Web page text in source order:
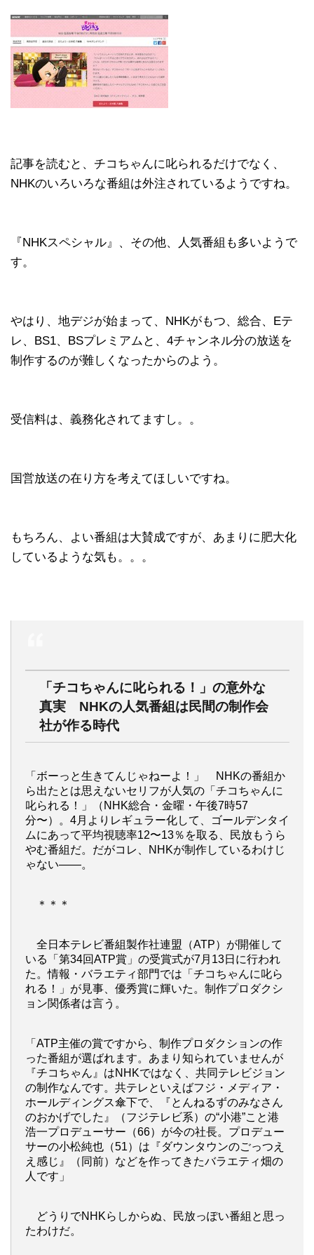
記事を読むと、チコちゃんに叱られるだけでなく、
NHKのいろいろな番組は外注されているようですね。
『NHKスペシャル』、その他、人気番組も多いようで
す。
やはり、地デジが始まって、NHKがもつ、総合、Eテ
レ、BS1、BSプレミアムと、4チャンネル分の放送を
制作するのが難しくなったからのよう。
受信料は、義務化されてますし。。
国営放送の在り方を考えてほしいですね。
もちろん、よい番組は大賛成ですが、あまりに肥大化
しているような気も。。。
「チコちゃんに叱られる！」の意外な
真実 NHKの人気番組は民間の制作会
社が作る時代
「ボーっと生きてんじゃねーよ！」 NHKの番組か
ら出たとは思えないセリフが人気の「チコちゃんに
叱られる！」（NHK総合・金曜・午後7時57
分〜）。4月よりレギュラー化して、ゴールデンタイ
ムにあって平均視聴率12〜13％を取る、民放もうら
やむ番組だ。だがコレ、NHKが制作しているわけじ
ゃない――。
＊＊＊
全日本テレビ番組製作社連盟（ATP）が開催して
いる「第34回ATP賞」の受賞式が7月13日に行われ
た。情報・バラエティ部門では「チコちゃんに叱ら
れる！」が見事、優秀賞に輝いた。制作プロダクシ
ョン関係者は言う。
「ATP主催の賞ですから、制作プロダクションの作
った番組が選ばれます。あまり知られていませんが
『チコちゃん』はNHKではなく、共同テレビジョン
の制作なんです。共テレといえばフジ・メディア・
ホールディングス傘下で、『とんねるずのみなさん
のおかげでした』（フジテレビ系）の“小港”こと港
浩一プロデューサー（66）が今の社長。プロデュー
サーの小松純也（51）は『ダウンタウンのごっつえ
え感じ』（同前）などを作ってきたバラエティ畑の
人です」
どうりでNHKらしからぬ、民放っぽい番組と思っ
たわけだ。